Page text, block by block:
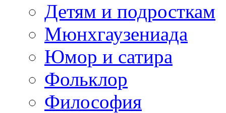
Детям и подросткам
Мюнхгаузениада
Юмор и сатира
Фольклор
Философия